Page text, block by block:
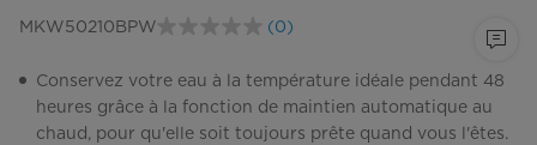
MKW50210BPW
Aucune
pour
ce
produit.
Lien
(0)
Conservez votre eau à la température idéale pendant 48
heures grâce à la fonction de maintien automatique au
chaud, pour qu'elle soit toujours prête quand vous l'êtes.